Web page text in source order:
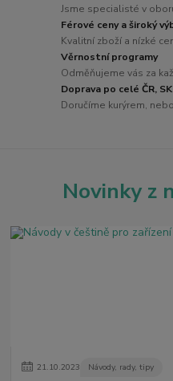
Jsme specialisté v
Férové ceny a široký
Kvalitní zboží a nízké
Věrnostní programy
Odměňujeme vás za
Doprava po celé ČR, SK
Doručíme kurýrem,
Novinky z
21.10.2023 Návody, rady, tipy